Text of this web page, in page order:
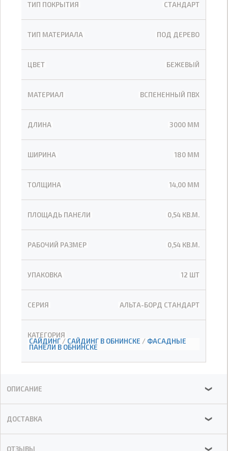
ТИП ПОКРЫТИЯ СТАНДАРТ
ТИП МАТЕРИАЛА ПОД ДЕРЕВО
ЦВЕТ БЕЖЕВЫЙ
МАТЕРИАЛ ВСПЕНЕННЫЙ ПВХ
ДЛИНА 3000 ММ
ШИРИНА 180 ММ
ТОЛЩИНА 14,00 ММ
ПЛОЩАДЬ ПАНЕЛИ 0,54 КВ.М.
РАБОЧИЙ РАЗМЕР 0,54 КВ.М.
УПАКОВКА 12 ШТ
СЕРИЯ АЛЬТА-БОРД СТАНДАРТ
КАТЕГОРИЯ
САЙДИНГ / САЙДИНГ В ОБНИНСКЕ / ФАСАДНЫЕ
ПАНЕЛИ В ОБНИНСКЕ
ОПИСАНИЕ ❯
ДОСТАВКА ❯
ОТЗЫВЫ ❯